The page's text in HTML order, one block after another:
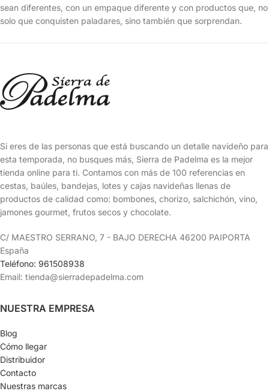
sean diferentes, con un empaque diferente y con productos que, no
solo que conquisten paladares, sino también que sorprendan.
Si eres de las personas que está buscando un detalle navideño para
esta temporada, no busques más, Sierra de Padelma es la mejor
tienda online para ti. Contamos con más de 100 referencias en
cestas, baúles, bandejas, lotes y cajas navideñas llenas de
productos de calidad como: bombones, chorizo, salchichón, vino,
jamones gourmet, frutos secos y chocolate.
C/ MAESTRO SERRANO, 7 - BAJO DERECHA 46200 PAIPORTA
España
Teléfono: 961508938
Email: tienda@sierradepadelma.com
NUESTRA EMPRESA
Blog
Cómo llegar
Distribuidor
Contacto
Nuestras marcas